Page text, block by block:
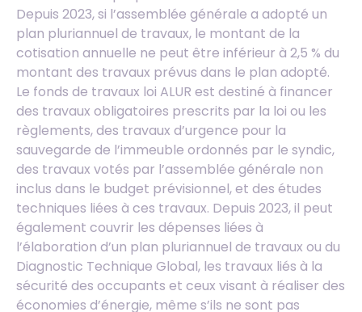
Depuis 2023, si l’assemblée générale a adopté un
plan pluriannuel de travaux, le montant de la
cotisation annuelle ne peut être inférieur à 2,5 % du
montant des travaux prévus dans le plan adopté.
Le fonds de travaux loi ALUR est destiné à financer
des travaux obligatoires prescrits par la loi ou les
règlements, des travaux d’urgence pour la
sauvegarde de l’immeuble ordonnés par le syndic,
des travaux votés par l’assemblée générale non
inclus dans le budget prévisionnel, et des études
techniques liées à ces travaux. Depuis 2023, il peut
également couvrir les dépenses liées à
l’élaboration d’un plan pluriannuel de travaux ou du
Diagnostic Technique Global, les travaux liés à la
sécurité des occupants et ceux visant à réaliser des
économies d’énergie, même s’ils ne sont pas